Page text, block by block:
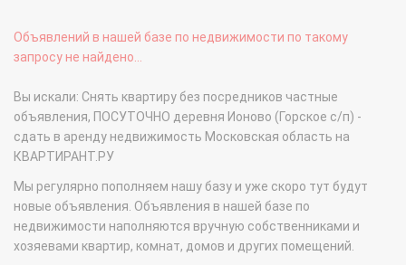
Объявлений в нашей базе по недвижимости по такому
запросу не найдено...
Вы искали: Снять квартиру без посредников частные
объявления, ПОСУТОЧНО деревня Ионово (Горское с/п) -
сдать в аренду недвижимость Московская область на
КВАРТИРАНТ.РУ
Мы регулярно пополняем нашу базу и уже скоро тут будут
новые объявления. Объявления в нашей базе по
недвижимости наполняются вручную собственниками и
хозяевами квартир, комнат, домов и других помещений.